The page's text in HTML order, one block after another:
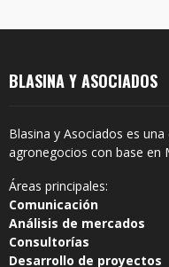
BLASINA Y ASOCIADOS
Blasina y Asociados es
agronegocios con base en
Áreas principales:
Comunicación
Análisis de mercados
Consultorías
Desarrollo de proyectos